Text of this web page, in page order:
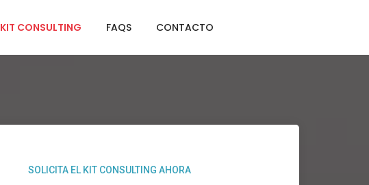
KIT CONSULTING FAQS CONTACTO
SOLICITA EL KIT CONSULTING AHORA